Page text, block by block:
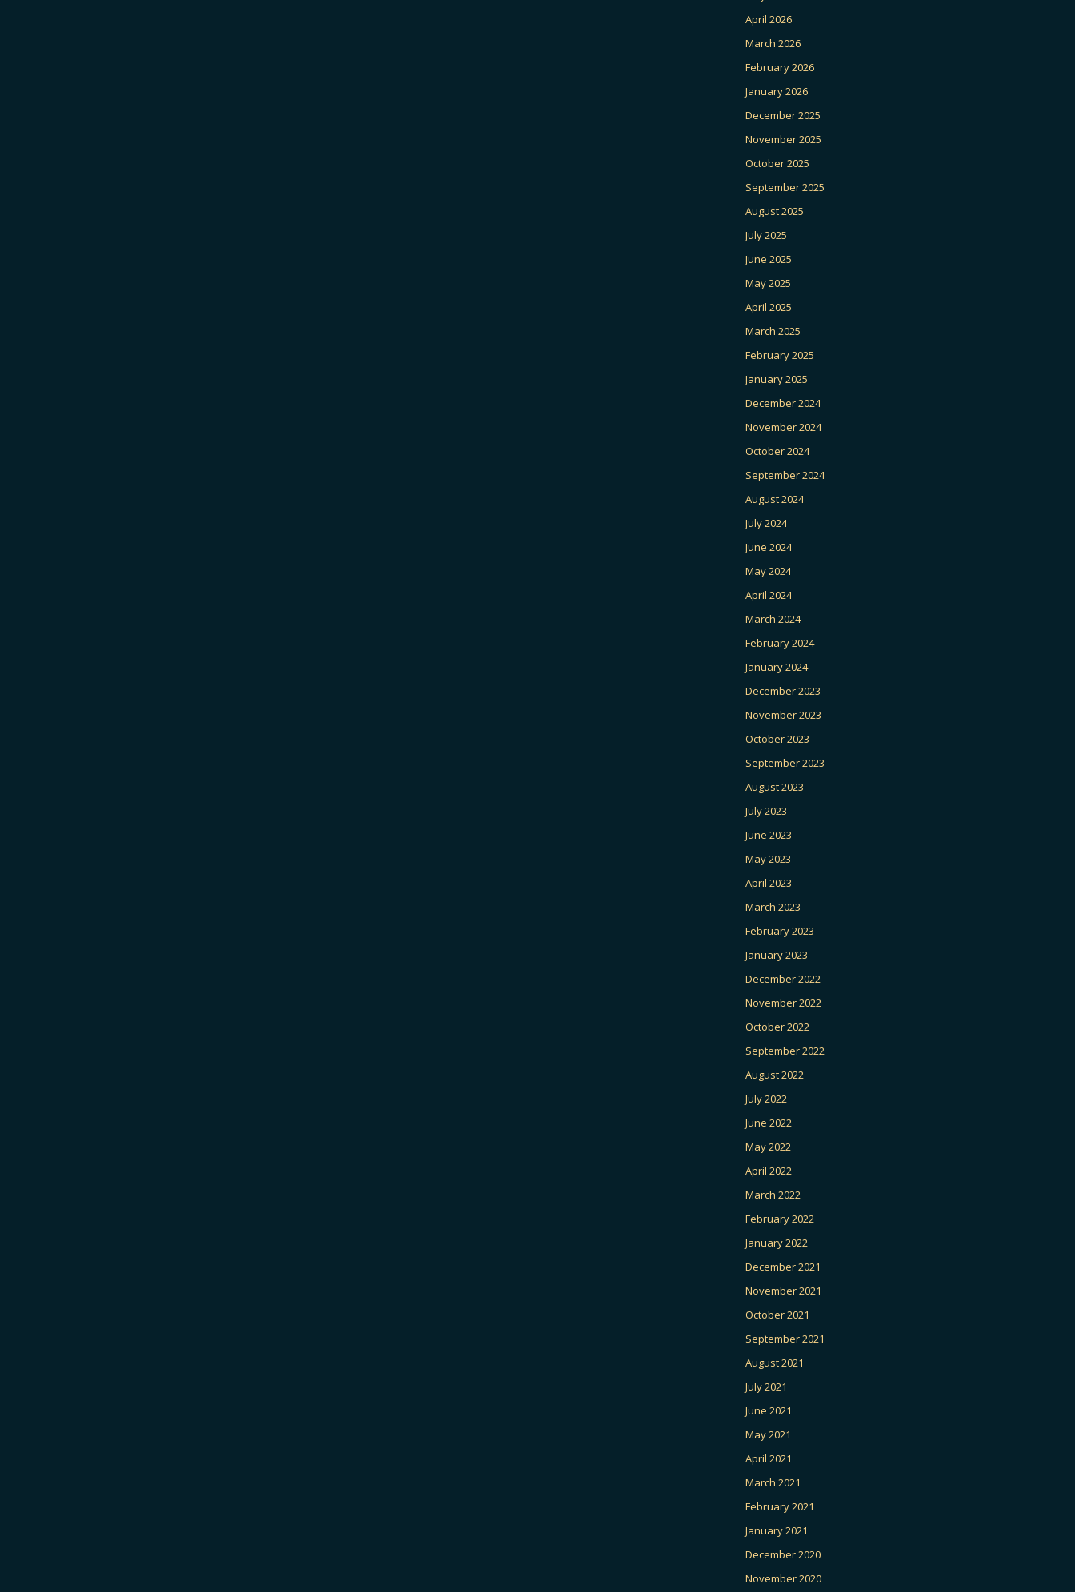
April 2026
March 2026
February 2026
January 2026
December 2025
November 2025
October 2025
September 2025
August 2025
July 2025
June 2025
May 2025
April 2025
March 2025
February 2025
January 2025
December 2024
November 2024
October 2024
September 2024
August 2024
July 2024
June 2024
May 2024
April 2024
March 2024
February 2024
January 2024
December 2023
November 2023
October 2023
September 2023
August 2023
July 2023
June 2023
May 2023
April 2023
March 2023
February 2023
January 2023
December 2022
November 2022
October 2022
September 2022
August 2022
July 2022
June 2022
May 2022
April 2022
March 2022
February 2022
January 2022
December 2021
November 2021
October 2021
September 2021
August 2021
July 2021
June 2021
May 2021
April 2021
March 2021
February 2021
January 2021
December 2020
November 2020